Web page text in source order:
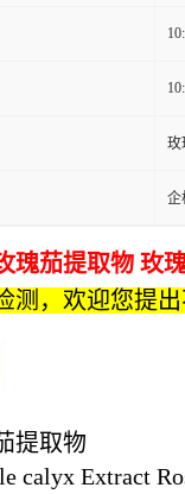
玫
企
瑰茄提取物 玫
测，欢迎您提出
提取物
calyx Extract